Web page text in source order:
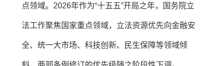
点领域。2026年作为“十五五”开局之年，国务院立
法工作聚焦国家重点领域，立法资源优先向金融安
全、统一大市场、科技创新、民生保障等领域倾